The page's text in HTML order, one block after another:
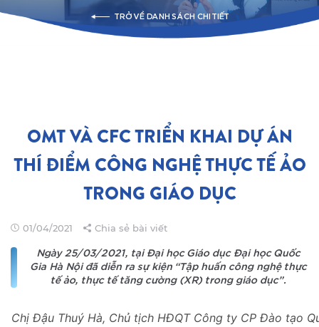
TRỞ VỀ DANH SÁCH CHI TIẾT
OMT VÀ CFC TRIỂN KHAI DỰ ÁN
THÍ ĐIỂM CÔNG NGHỆ THỰC TẾ ẢO
TRONG GIÁO DỤC
01/04/2021 Chia sẻ bài viết
Ngày 25/03/2021, tại Đại học Giáo dục Đại học Quốc
Gia Hà Nội đã diễn ra sự kiện “Tập huấn công nghệ thực
tế ảo, thực tế tăng cường (XR) trong giáo dục”.
Chị Đậu Thuý Hà, Chủ tịch HĐQT Công ty CP Đào tạo